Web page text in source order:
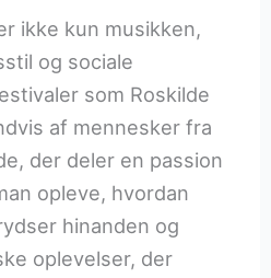
ikke kun musikken,
og sociale
som Roskilde
af mennesker fra
der deler en passion
opleve, hvordan
hinanden og
oplevelser, der